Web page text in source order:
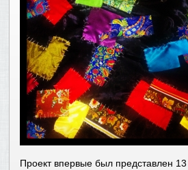
Проект впервые был представлен